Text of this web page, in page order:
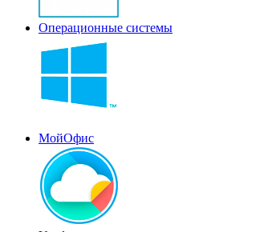
Операционные системы
МойОфис